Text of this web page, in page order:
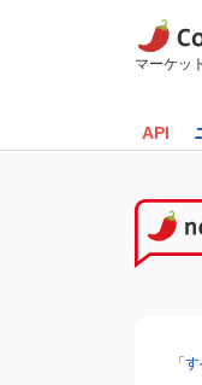
マーケッ
API
「